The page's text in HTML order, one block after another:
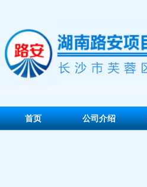
首页 公司介绍